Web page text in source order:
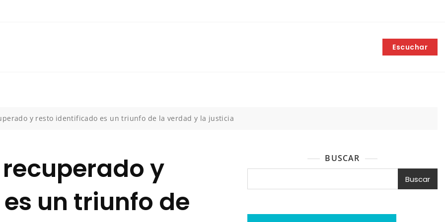
Escuchar
y resto identificado es un triunfo de la verdad y la justicia
recuperado y
un triunfo de
BUSCAR
Buscar